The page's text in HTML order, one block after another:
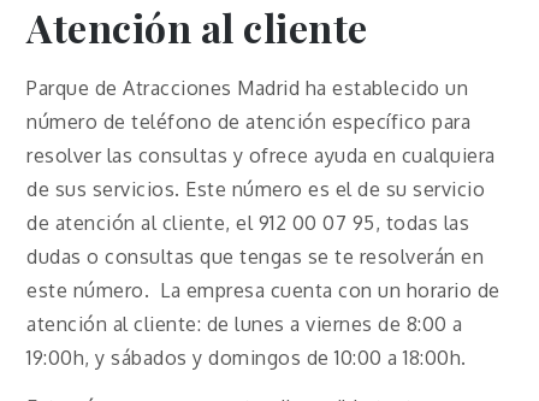
Atención al cliente
Parque de Atracciones Madrid ha establecido un
número de teléfono de atención específico para
resolver las consultas y ofrece ayuda en cualquiera
de sus servicios. Este número es el de su servicio
de atención al cliente, el 912 00 07 95, todas las
dudas o consultas que tengas se te resolverán en
este número. La empresa cuenta con un horario de
atención al cliente: de lunes a viernes de 8:00 a
19:00h, y sábados y domingos de 10:00 a 18:00h.